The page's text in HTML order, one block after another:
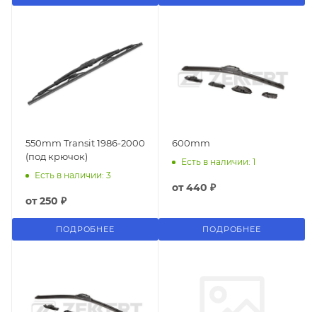
550mm Transit 1986-2000
(под крючок)
Есть в наличии: 3
от250 ₽
ПОДРОБНЕЕ
600mm
Есть в наличии: 1
от440 ₽
ПОДРОБНЕЕ